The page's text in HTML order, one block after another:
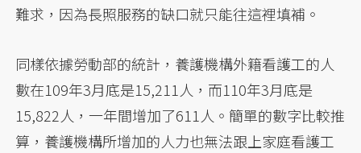
難求，因為長照服務的缺口就只能往這裡填補。
同樣依據勞動部的統計，養護機構外籍看護工的人
數在109年3月底是15,211人，而110年3月底是
15,822人，一年間增加了611人。簡單的數字比較推
算，養護機構所增加的人力也無法跟上家庭看護工